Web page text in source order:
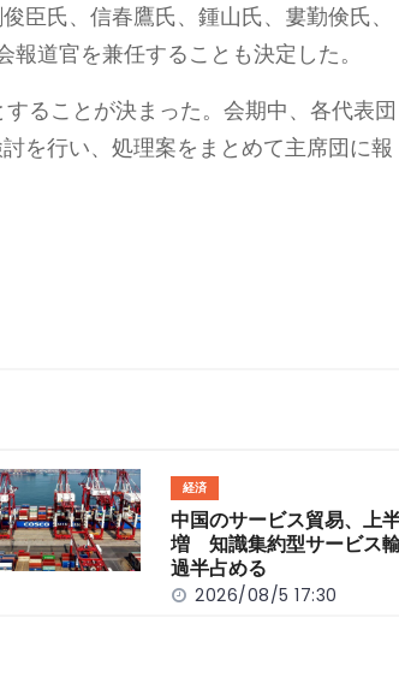
臣氏、信春鷹氏、鍾山氏、婁勤倹氏、
道官を兼任することも決定した。
ることが決まった。会期中、各代表団
を行い、処理案をまとめて主席団に報
経済
中国のサービス貿易、上
増 知識集約型サービス
過半占める
2026/08/5 17:30